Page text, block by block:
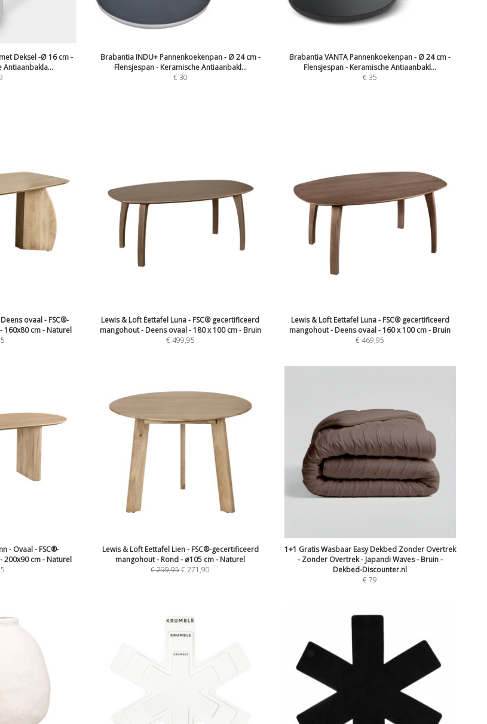
Deksel -Ø 16 cm -
Antiaanbakla...
Brabantia INDU+ Pannenkoekenpan - Ø 24 cm -
Flensjespan - Keramische Antiaanbakl...
€ 30
Brabantia VANTA Pannenkoekenpan - Ø 24 cm -
Flensjespan - Keramische Antiaanbakl...
€ 35
ovaal - FSC®-
cm - Naturel
Lewis & Loft Eettafel Luna - FSC® gecertificeerd
mangohout - Deens ovaal - 180 x 100 cm - Bruin
€499,95
Lewis & Loft Eettafel Luna - FSC® gecertificeerd
mangohout - Deens ovaal - 160 x 100 cm - Bruin
€469,95
- Ovaal - FSC®-
cm - Naturel
Lewis & Loft Eettafel Lien - FSC®-gecertificeerd
mangohout - Rond - ø105 cm - Naturel
€299,95€271,90
1+1 Gratis Wasbaar Easy Dekbed Zonder Overtrek
- Zonder Overtrek - Japandi Waves - Bruin -
Dekbed-Discounter.nl
€79